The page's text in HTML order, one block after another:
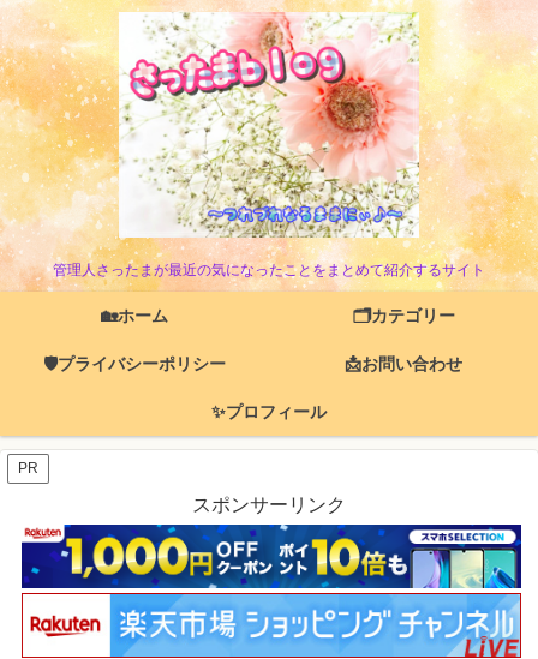
管理人さったまが最近の気になったことをまとめて紹介するサイト
🏡ホーム 🗂️カテゴリー
🛡️プライバシーポリシー 📩お問い合わせ
✨プロフィール
PR
スポンサーリンク